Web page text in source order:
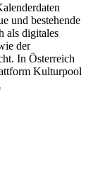
und bestehende
als digitales
der
In Österreich
Kulturpool